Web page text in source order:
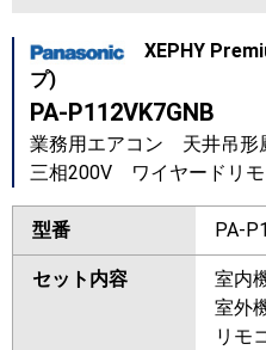
XEPHY
プ)
PA-P112VK7GNB
業務用エアコン 天井吊
三相200V ワイヤードリ
型番 PA-
セット内容
室内
室外
リモ